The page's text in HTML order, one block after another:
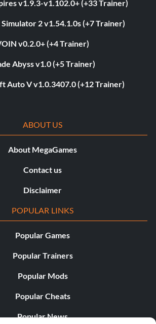
v1.9.3-v1.102.0+ (+33 Trainer)
2 v1.54.1.0s (+7 Trainer)
v0.2.0+ (+4 Trainer)
Abyss v1.0 (+5 Trainer)
Auto V v1.0.3407.0 (+12 Trainer)
ABOUT US
About MegaGames
Contact us
Disclaimer
POPULAR LINKS
Popular Games
Popular Trainers
Popular Mods
Popular Cheats
Popular News